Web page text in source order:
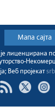
Мапа сајта
jе лиценциранa
Веб пројекат